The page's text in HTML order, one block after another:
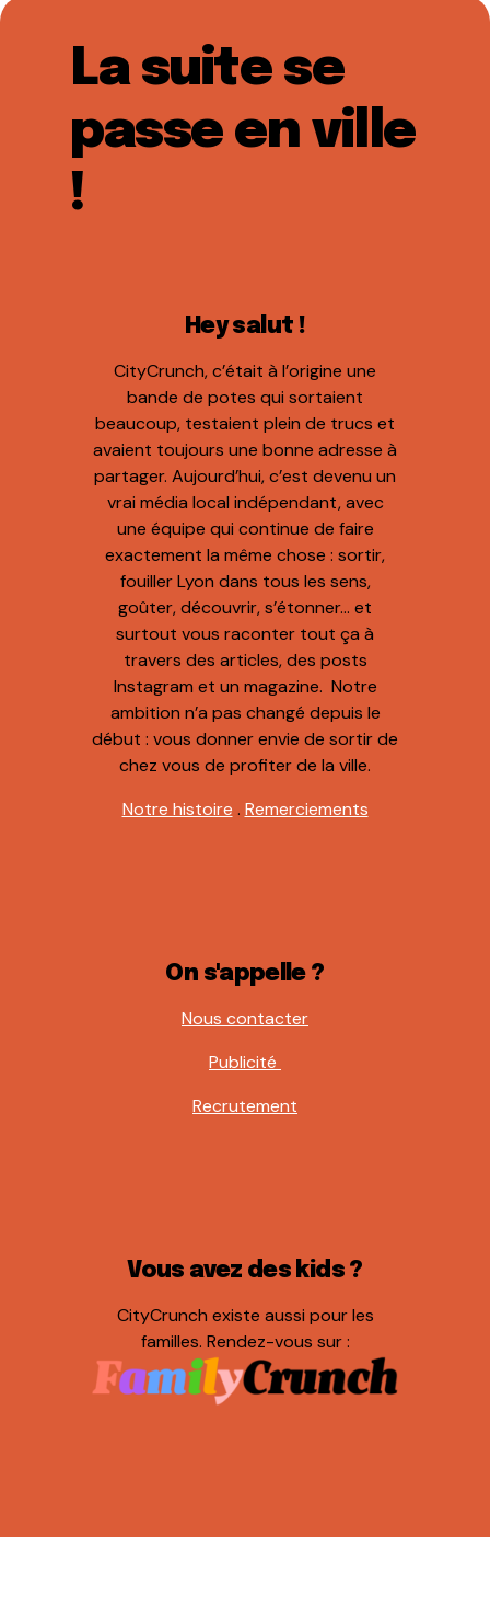
La suite se
passe en ville
!
Hey salut !
CityCrunch, c’était à l’origine une
bande de potes qui sortaient
beaucoup, testaient plein de trucs et
avaient toujours une bonne adresse à
partager. Aujourd’hui, c’est devenu un
vrai média local indépendant, avec
une équipe qui continue de faire
exactement la même chose : sortir,
fouiller Lyon dans tous les sens,
goûter, découvrir, s’étonner… et
surtout vous raconter tout ça à
travers des articles, des posts
Instagram et un magazine. Notre
ambition n’a pas changé depuis le
début : vous donner envie de sortir de
chez vous de profiter de la ville.
Notre histoire . Remerciements
On s'appelle ?
Nous contacter
Publicité
Recrutement
Vous avez des kids ?
CityCrunch existe aussi pour les
familles. Rendez-vous sur :